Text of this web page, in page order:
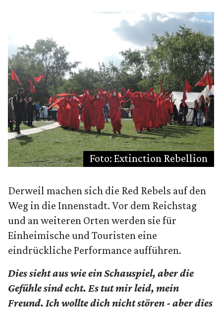
Foto: Extinction Rebellion
Derweil machen sich die Red Rebels auf den
Weg in die Innenstadt. Vor dem Reichstag
und an weiteren Orten werden sie für
Einheimische und Touristen eine
eindrückliche Performance aufführen.
Dies sieht aus wie ein Schauspiel, aber die
Gefühle sind echt. Es tut mir leid, mein
Freund. Ich wollte dich nicht stören - aber dies